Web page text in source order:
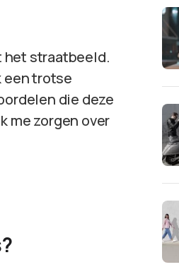
het straatbeeld.
een trotse
die deze
me zorgen over